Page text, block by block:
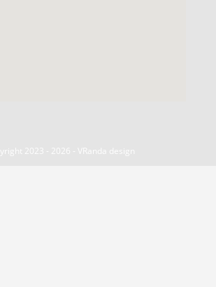
2023 - 2026 - VRanda design